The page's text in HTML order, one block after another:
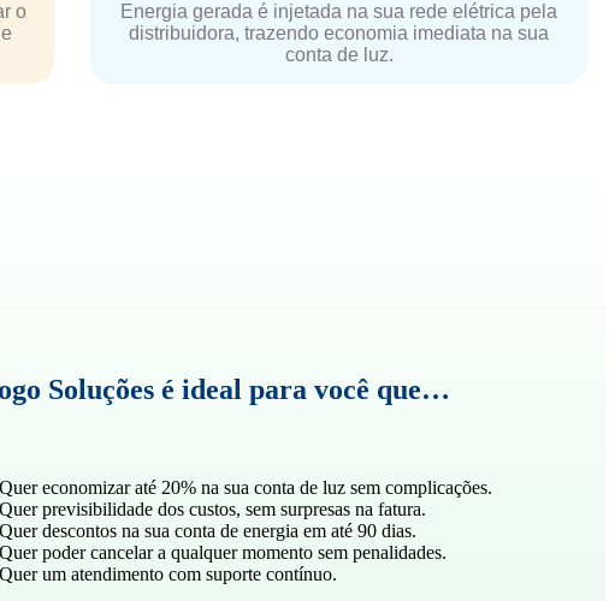
o
Energia gerada é injetada na sua rede elétrica pela
distribuidora, trazendo economia imediata na sua
conta de luz.
Soluções é ideal para você que…
Quer economizar até 20% na sua conta de luz sem complicações.
Quer previsibilidade dos custos, sem surpresas na fatura.
Quer descontos na sua conta de energia em até 90 dias.
Quer poder cancelar a qualquer momento sem penalidades.
Quer um atendimento com suporte contínuo.